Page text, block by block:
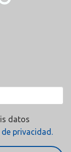
datos
privacidad.